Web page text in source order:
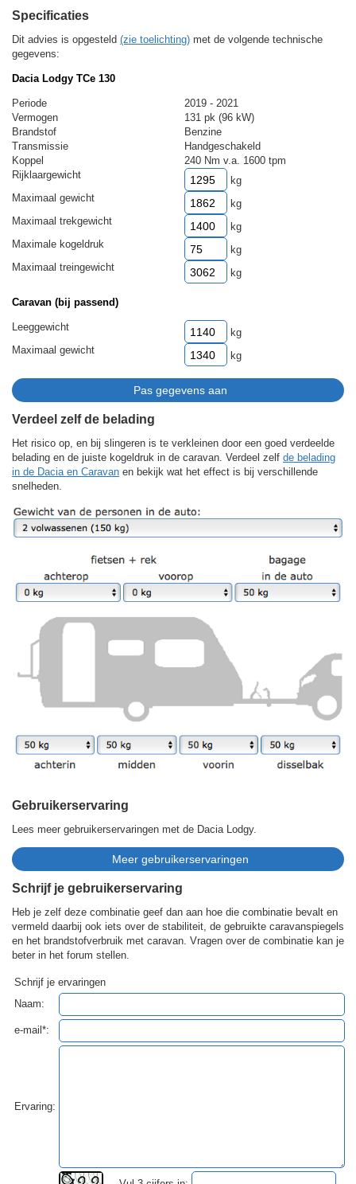
Specificaties
Dit advies is opgesteld (zie toelichting) met de volgende technische
gegevens:
Dacia Lodgy TCe 130
Periode
2019 - 2021
Vermogen
131 pk (96 kW)
Brandstof
Benzine
Transmissie
Handgeschakeld
Koppel
240 Nm v.a. 1600 tpm
Rijklaargewicht
kg
Maximaal gewicht
kg
Maximaal trekgewicht
kg
Maximale kogeldruk
kg
Maximaal treingewicht
kg
Caravan (bij passend)
Leeggewicht
kg
Maximaal gewicht
kg
Verdeel zelf de belading
Het risico op, en bij slingeren is te verkleinen door een goed verdeelde
belading en de juiste kogeldruk in de caravan. Verdeel zelf de belading
in de Dacia en Caravan en bekijk wat het effect is bij verschillende
snelheden.
Gebruikerservaring
Lees meer gebruikerservaringen met de Dacia Lodgy.
Schrijf je gebruikerservaring
Heb je zelf deze combinatie geef dan aan hoe die combinatie bevalt en
vermeld daarbij ook iets over de stabiliteit, de gebruikte caravanspiegels
en het brandstofverbruik met caravan. Vragen over de combinatie kan je
beter in het forum stellen.
Schrijf je ervaringen
Naam:
e-mail*:
Ervaring: